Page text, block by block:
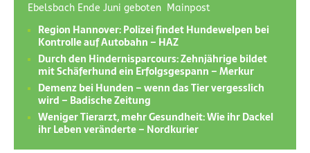
Ebelsbach Ende Juni geboten Mainpost
Region Hannover: Polizei findet Hundewelpen bei
Kontrolle auf Autobahn – HAZ
Durch den Hindernisparcours: Zehnjährige bildet
mit Schäferhund ein Erfolgsgespann – Merkur
Demenz bei Hunden – wenn das Tier vergesslich
wird – Badische Zeitung
Weniger Tierarzt, mehr Gesundheit: Wie ihr Dackel
ihr Leben veränderte – Nordkurier